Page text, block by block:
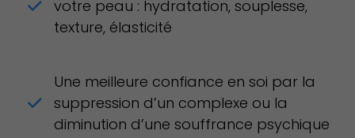
votre peau : hydratation, souplesse,
texture, élasticité
Une meilleure confiance en soi par la
suppression d’un complexe ou la
diminution d’une souffrance psychique